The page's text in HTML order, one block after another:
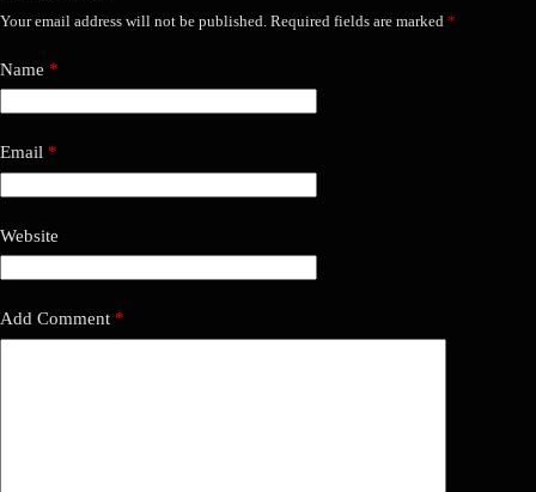
Your email address will not be published. Required fields are marked *
Name *
Email *
Website
Add Comment *